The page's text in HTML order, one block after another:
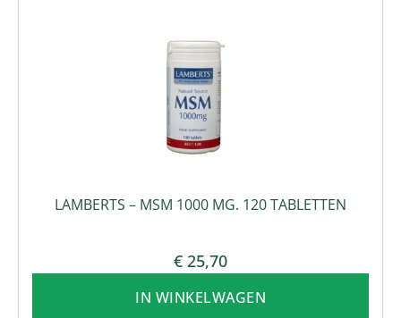
LAMBERTS – MSM 1000 MG. 120 TABLETTEN
€ 25,70
IN WINKELWAGEN